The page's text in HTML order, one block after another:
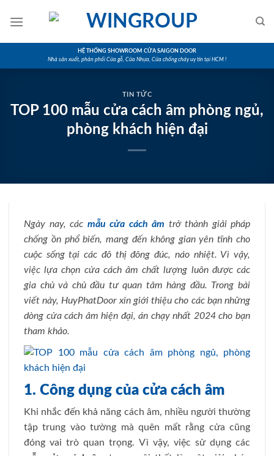
HỆ THỐNG SHOWROOM CỬA SAIGON DOOR
Nhà sản xuất, phân phối Cửa gỗ, Cửa Nhựa, Cửa chống cháy uy tín tại HCM !
TIN TỨC
TOP 100 mẫu cửa cách âm phòng ngủ,
phòng khách hiện đại
Ngày nay, các mẫu cửa cách âm trở thành giải pháp
chống ồn phổ biến, mang đến không gian yên tĩnh cho
cuộc sống tại các đô thị đông đúc, náo nhiệt. Vì vậy,
việc lựa chọn cửa cách âm chất lượng luôn được các
gia chủ và chủ đầu tư quan tâm hàng đầu. Trong bài
viết này, HuyPhatDoor xin giới thiệu cho các bạn những
dòng cửa cách âm hiện đại, án chạy nhất 2024 cho bạn
tham khảo.
1. Công dụng của cửa cách âm
Khi nhắc đến khả năng cách âm, nhiều người thường
tập trung vào tường mà quên mất rằng cửa cũng
đóng vai trò quan trọng. Vì vậy, việc sử dụng các